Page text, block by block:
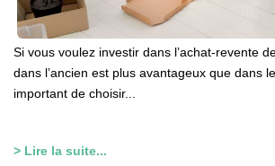
Si vous voulez investir dans l’achat-revente
dans l’ancien est plus avantageux que dans
important de choisir...
> Lire la suite...